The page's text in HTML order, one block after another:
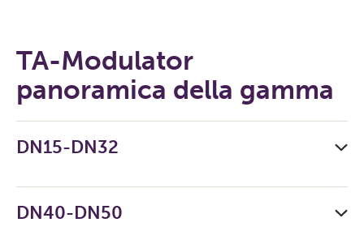
TA-Modulator
panoramica della gamma
DN15-DN32
DN40-DN50